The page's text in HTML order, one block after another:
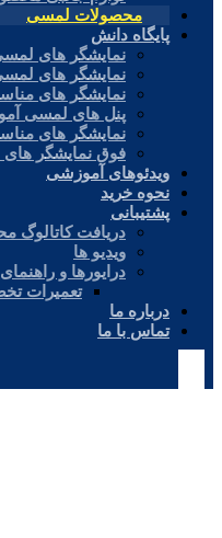
محصولات لمسی
پایگاه دانش
نمایشگر های
نمایشگر های
نمایشگر های
پنل های لمسی
نمایشگر های
فوق نمایشگر
ویدئوهای آموزشی
نحوه خرید
پشتیبانی
دریافت کاتالوگ
ویدیو ها
درایورها و
تعمیرات
درباره ما
تماس با ما